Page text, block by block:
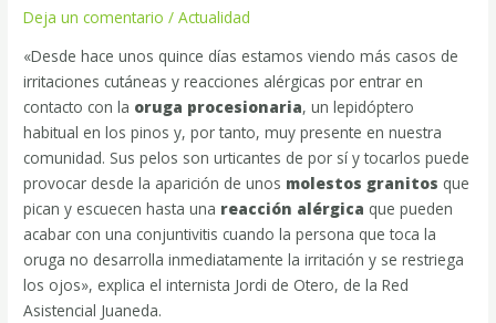
Deja un comentario /Actualidad
«Desde hace unos quince días estamos viendo más casos de
irritaciones cutáneas y reacciones alérgicas por entrar en
contacto con la oruga procesionaria, un lepidóptero
habitual en los pinos y, por tanto, muy presente en nuestra
comunidad. Sus pelos son urticantes de por sí y tocarlos puede
provocar desde la aparición de unos molestos granitos que
pican y escuecen hasta una reacción alérgica que pueden
acabar con una conjuntivitis cuando la persona que toca la
oruga no desarrolla inmediatamente la irritación y se restriega
los ojos», explica el internista Jordi de Otero, de la Red
Asistencial Juaneda.